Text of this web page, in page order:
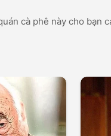
cà phê này cho bạn